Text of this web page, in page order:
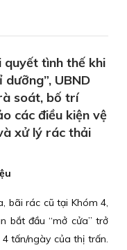
quyết tình thế khi
UBND
soát, bố trí
các điều kiện vệ
xử lý rác thải
bãi rác cũ tại Khóm 4,
bắt đầu “mở cửa” trở
tấn/ngày của thị trấn.